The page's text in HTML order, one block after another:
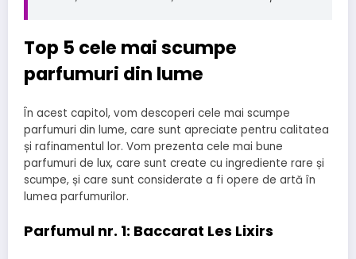
Top 5 cele mai scumpe
parfumuri din lume
În acest capitol, vom descoperi cele mai scumpe
parfumuri din lume, care sunt apreciate pentru calitatea
și rafinamentul lor. Vom prezenta cele mai bune
parfumuri de lux, care sunt create cu ingrediente rare și
scumpe, și care sunt considerate a fi opere de artă în
lumea parfumurilor.
Parfumul nr. 1: Baccarat Les Lixirs